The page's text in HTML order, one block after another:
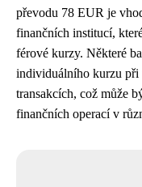
převodu 78 EUR je
finančních institucí,
férové kurzy. Některé
individuálního kurzu při
transakcích, což může
finančních operací v